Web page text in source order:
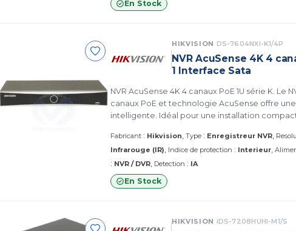
En Stock
HIKVISION DS-7604NXI-K1/4P
NVR AcuSense 4K 4
1 Interface Sata
NVR AcuSense 4K 4 canaux PoE 1U série K. Le
canaux PoE et technologie AcuSense offre
intelligente. Idéal pour une installation
haute définition.
Fabricant : Hikvision Type : Enregistreur NVR
Infrarouge (IR) Indice de protection : Interieur
: NVR / DVR Detection : IA
En Stock
HIKVISION iDS-7208HUHI-M1/S